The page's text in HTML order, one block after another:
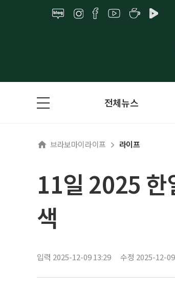
전체뉴스
브라보마이라이프 라이프
11일 2025 한
색
입력 2025-12-09 13:29 수정 2025-12-